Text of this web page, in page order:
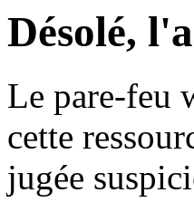
Désolé,
Le pare-feu
cette
jugée